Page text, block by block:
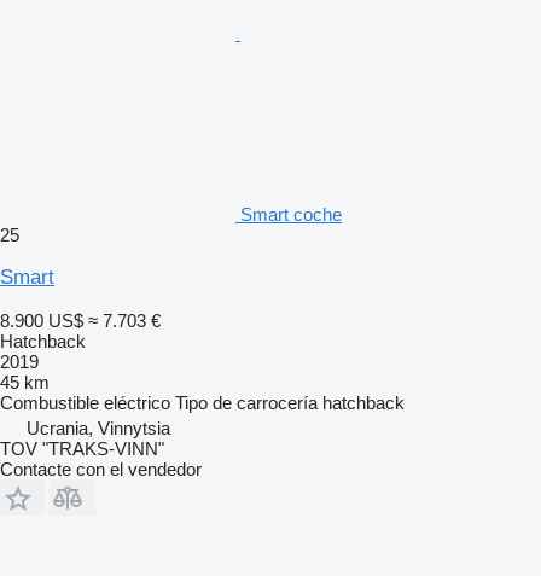
Smart coche
25
Smart
8.900 US$ ≈ 7.703 €
Hatchback
2019
45 km
Combustible eléctrico Tipo de carrocería hatchback
Ucrania, Vinnytsia
TOV "TRAKS-VINN"
Contacte con el vendedor